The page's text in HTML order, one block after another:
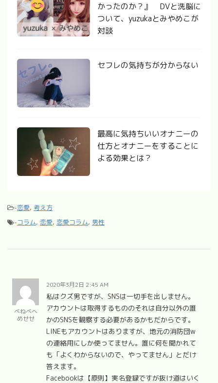
かったのか？』 DVと洗脳に
ついて、yuzukaとみやめこが
対談
セフレの気持ちが分からない
最高に気持ちいいオナニーの
仕方とオナニーをすることに
よる効果とは？
-恋愛, 考え方
-コラム, 恋愛, 恋愛コラム, 男性
べねべへ
めせせ
2020年3月2日 2:45 AM
私はクズ男ですが、SNSは一切手を出しません。
アカウントは取得するもののそれは自分以外の誰
かのSNSを観察する必要があるかもだからです。
LINEもアカウントはありますが、地元の消防団w
の連絡用にしか使ってません。誰に何を聞かれて
も「よくわからないので、やってません」とだけ
答えます。
Facebookは【原則】実名登録ですが抜け道はいく